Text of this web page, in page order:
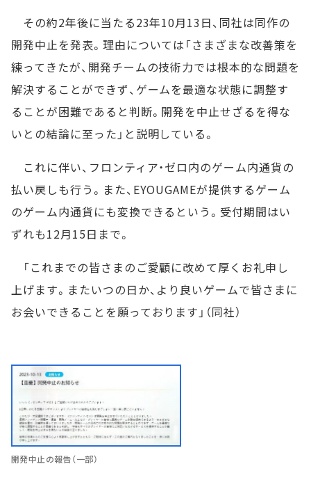
その約2年後に当たる23年10月13日、同社は同作の
開発中止を発表。理由については「さまざまな改善策を
練ってきたが、開発チームの技術力では根本的な問題を
解決することができず、ゲームを最適な状態に調整す
ることが困難であると判断。開発を中止せざるを得な
いとの結論に至った」と説明している。
これに伴い、フロンティア・ゼロ内のゲーム内通貨の
払い戻しも行う。また、EYOUGAMEが提供するゲーム
のゲーム内通貨にも変換できるという。受付期間はい
ずれも12月15日まで。
「これまでの皆さまのご愛顧に改めて厚くお礼申し
上げます。またいつの日か、より良いゲームで皆さまに
お会いできることを願っております」（同社）
開発中止の報告（一部）